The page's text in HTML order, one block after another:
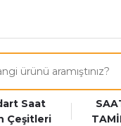
Saat
Çeşitleri